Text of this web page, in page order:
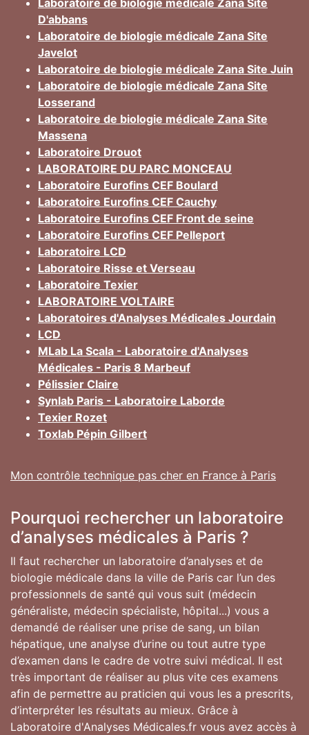
D'abbans
Laboratoire de biologie médicale Zana Site
Javelot
Laboratoire de biologie médicale Zana Site Juin
Laboratoire de biologie médicale Zana Site
Losserand
Laboratoire de biologie médicale Zana Site
Massena
Laboratoire Drouot
LABORATOIRE DU PARC MONCEAU
Laboratoire Eurofins CEF Boulard
Laboratoire Eurofins CEF Cauchy
Laboratoire Eurofins CEF Front de seine
Laboratoire Eurofins CEF Pelleport
Laboratoire LCD
Laboratoire Risse et Verseau
Laboratoire Texier
LABORATOIRE VOLTAIRE
Laboratoires d'Analyses Médicales Jourdain
LCD
MLab La Scala - Laboratoire d'Analyses
Médicales - Paris 8 Marbeuf
Pélissier Claire
Synlab Paris - Laboratoire Laborde
Texier Rozet
Toxlab Pépin Gilbert
Mon contrôle technique pas cher en France à Paris
Pourquoi rechercher un laboratoire
d’analyses médicales à Paris ?
Il faut rechercher un laboratoire d’analyses et de
biologie médicale dans la ville de Paris car l’un des
professionnels de santé qui vous suit (médecin
généraliste, médecin spécialiste, hôpital...) vous a
demandé de réaliser une prise de sang, un bilan
hépatique, une analyse d’urine ou tout autre type
d’examen dans le cadre de votre suivi médical. Il est
très important de réaliser au plus vite ces examens
afin de permettre au praticien qui vous les a prescrits,
d’interpréter les résultats au mieux. Grâce à
Laboratoire d'Analyses Médicales.fr vous avez accès à